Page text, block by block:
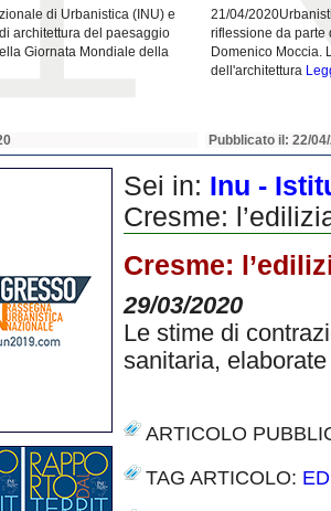
di Urbanistica (INU) e
architettura del paesaggio
Giornata Mondiale della
21/04/
riflessione da parte
Domenico Moccia.
dell'architettura
Pubblicato il: 22/
Sei in: Inu -
Cresme:
Cresme:
29/03/2020
Le stime di
sanitaria,
ARTICOLO
TAG ARTICOLO: